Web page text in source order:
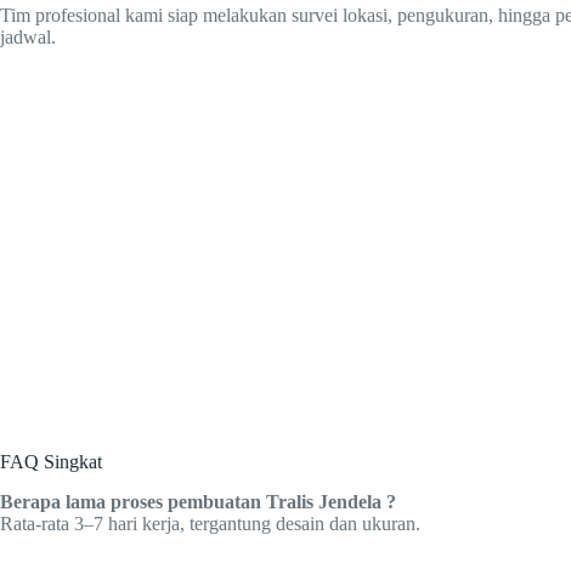
Tim profesional kami siap melakukan survei lokasi, pengukuran, hingga
jadwal.
FAQ Singkat
Berapa lama proses pembuatan Tralis Jendela ?
Rata-rata 3–7 hari kerja, tergantung desain dan ukuran.